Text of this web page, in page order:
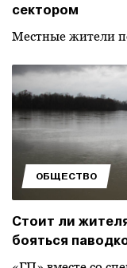
сектором
Местные жители
ОБЩЕСТВО
Стоит ли
бояться